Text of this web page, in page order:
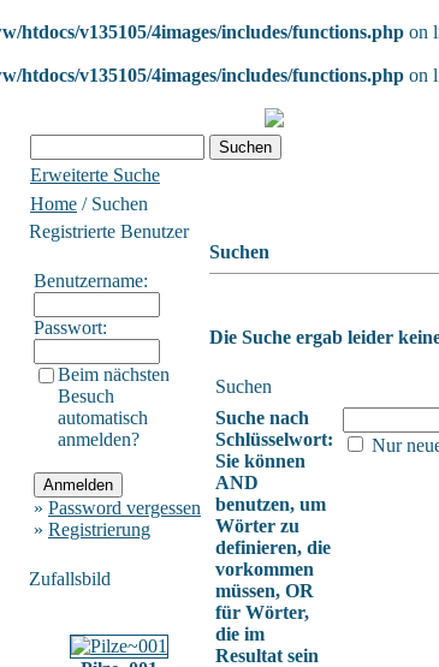
htdocs/v135105/4images/includes/functions.php on
htdocs/v135105/4images/includes/functions.php on
Erweiterte Suche
Home / Suchen
Registrierte Benutzer
Benutzername:
Passwort:
Beim nächsten
Besuch
automatisch
anmelden?
» Password vergessen
» Registrierung
Zufallsbild
Suchen
Die Suche ergab leider
Suchen
Suche nach
Schlüsselwort:
Sie können
AND
benutzen, um
Wörter zu
definieren, die
vorkommen
müssen, OR
für Wörter,
die im
Resultat sein
Nur